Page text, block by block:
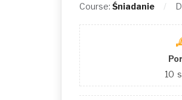
Course: Śniadanie
10